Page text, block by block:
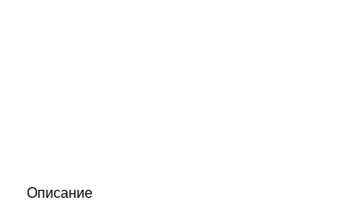
Описание